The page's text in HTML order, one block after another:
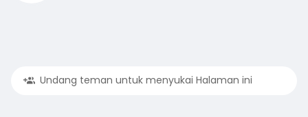
Undang teman untuk menyukai Halaman ini